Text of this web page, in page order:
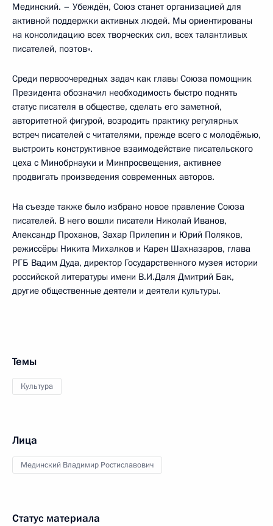
Мединский. – Убеждён, Союз станет организацией для
активной поддержки активных людей. Мы ориентированы
на консолидацию всех творческих сил, всех талантливых
писателей, поэтов».
Среди первоочередных задач как главы Союза помощник
Президента обозначил необходимость быстро поднять
статус писателя в обществе, сделать его заметной,
авторитетной фигурой, возродить практику регулярных
встреч писателей с читателями, прежде всего с молодёжью,
выстроить конструктивное взаимодействие писательского
цеха с Минобрнауки и Минпросвещения, активнее
продвигать произведения современных авторов.
На съезде также было избрано новое правление Союза
писателей. В него вошли писатели Николай Иванов,
Александр Проханов, Захар Прилепин и Юрий Поляков,
режиссёры Никита Михалков и Карен Шахназаров, глава
РГБ Вадим Дуда, директор Государственного музея истории
российской литературы имени В.И.Даля Дмитрий Бак,
другие общественные деятели и деятели культуры.
Темы
Культура
Лица
Мединский Владимир Ростиславович
Статус материала